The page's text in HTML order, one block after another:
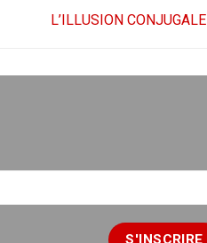
L’ILLUSION CONJUGALE